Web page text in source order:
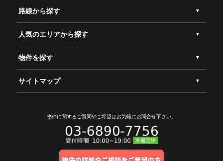
路線から探す
人気のエリアから探す
物件を探す
サイトマップ
物件に関するご質問やご希望はお気軽にお問合せ下さい。